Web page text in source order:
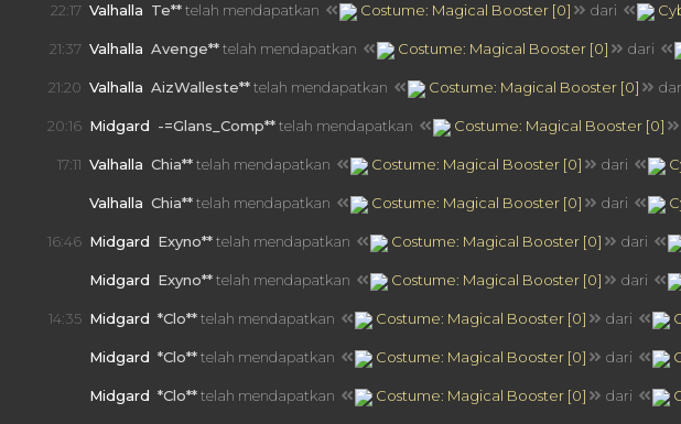
22:17 Valhalla Te**telah mendapatkan Costume: Magical Booster [0] dari
21:37 Valhalla Avenge**telah mendapatkan Costume: Magical Booster [0] dari
21:20 Valhalla AizWalleste**telah mendapatkan Costume: Magical Booster [0]
20:16 Midgard -=Glans_Comp**telah mendapatkan Costume: Magical Booster [0]
17:11 Valhalla Chia**telah mendapatkan Costume: Magical Booster [0] dari
Valhalla Chia**telah mendapatkan Costume: Magical Booster [0] dari
16:46 Midgard Exyno**telah mendapatkan Costume: Magical Booster [0] dari
Midgard Exyno**telah mendapatkan Costume: Magical Booster [0] dari
14:35 Midgard *Clo**telah mendapatkan Costume: Magical Booster [0] dari
Midgard *Clo**telah mendapatkan Costume: Magical Booster [0] dari
Midgard *Clo**telah mendapatkan Costume: Magical Booster [0] dari